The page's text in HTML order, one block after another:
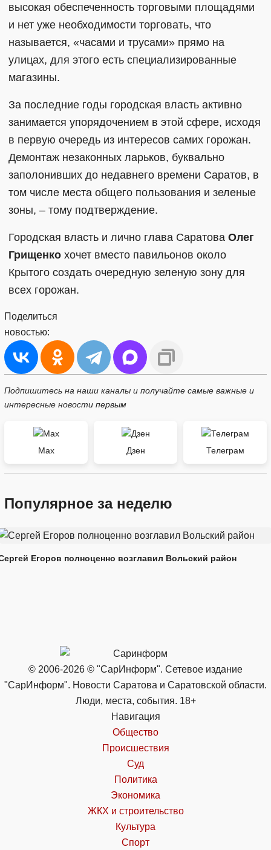
высокая обеспеченность торговыми площадями
и нет уже необходимости торговать, что
называется, «часами и трусами» прямо на
улицах, для этого есть специализированные
магазины.
За последние годы городская власть активно
занимается упорядочением в этой сфере, исходя
в первую очередь из интересов самих горожан.
Демонтаж незаконных ларьков, буквально
заполонивших до недавнего времени Саратов, в
том числе места общего пользования и зеленые
зоны, – тому подтверждение.
Городская власть и лично глава Саратова Олег
Грищенко хочет вместо павильонов около
Крытого создать очередную зеленую зону для
всех горожан.
Поделиться
новостью:
Подпишитесь на наши каналы и получайте самые важные и
интересные новости первым
Max Дзен Телеграм
Популярное за неделю
Егоров полноценно возглавил Вольский район
© 2006-2026 © "СарИнформ". Сетевое издание
"СарИнформ". Новости Саратова и Саратовской области.
Люди, места, события. 18+
Навигация
Общество
Происшествия
Суд
Политика
Экономика
ЖКХ и строительство
Культура
Спорт